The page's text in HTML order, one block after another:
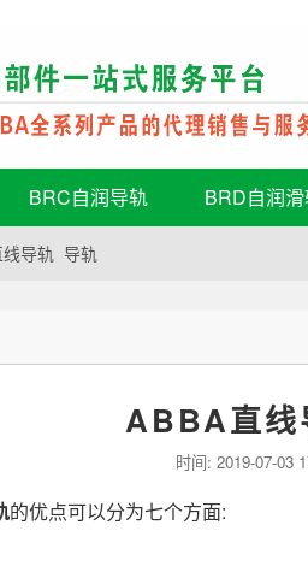
BRC自润导轨 BRD自润
导轨 导轨
ABBA直线
时间: 2019-07-03
的优点可以分为七个方面: